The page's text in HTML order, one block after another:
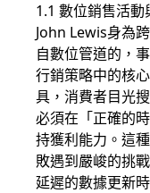
1.1 數位銷售活動
John Lewis身為
自數位管道的，
行銷策略中的核
具，消費者目光
必須在「正確的
持獲利能力。這
敗遇到嚴峻的挑
延遲的數據更新